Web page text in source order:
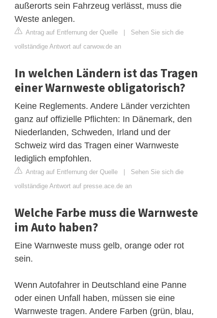
außerorts sein Fahrzeug verlässt, muss die
Weste anlegen.
Antrag auf Entfernung der Quelle | Sehen Sie sich die
vollständige Antwort auf carwow.de an
In welchen Ländern ist das Tragen
einer Warnweste obligatorisch?
Keine Reglements. Andere Länder verzichten
ganz auf offizielle Pflichten: In Dänemark, den
Niederlanden, Schweden, Irland und der
Schweiz wird das Tragen einer Warnweste
lediglich empfohlen.
Antrag auf Entfernung der Quelle | Sehen Sie sich die
vollständige Antwort auf presse.ace.de an
Welche Farbe muss die Warnweste
im Auto haben?
Eine Warnweste muss gelb, orange oder rot
sein.
Wenn Autofahrer in Deutschland eine Panne
oder einen Unfall haben, müssen sie eine
Warnweste tragen. Andere Farben (grün, blau,